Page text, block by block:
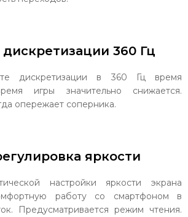
дискретизации 360 Гц
дискретизации в 360 Гц время
игры значительно снижается.
опережает соперника.
яркости
настройки яркости экрана
работу со смартфоном в
Предусматривается режим чтения.